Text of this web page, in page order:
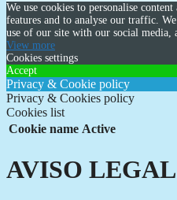
We use cookies to personalise
features and to analyse our traffic.
use of our site with our social media,
View more
Cookies settings
Accept
Privacy & Cookie policy
Privacy & Cookies policy
Cookies list
Cookie name Active
AVISO LEGAL